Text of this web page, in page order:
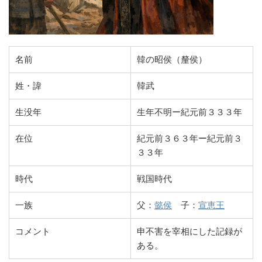
名前 韓の昭侯（釐侯）
姓・諱 韓武
生没年 生年不明ー紀元前３３３年
在位
紀元前３６３年ー紀元前３
３３年
時代 戦国時代
一族 父： 懿侯 子： 宣恵王
コメント
申不害を宰相にした記録が
ある。